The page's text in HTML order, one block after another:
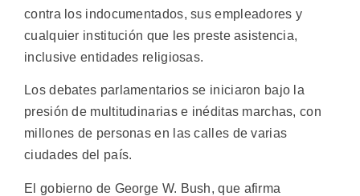
contra los indocumentados, sus empleadores y
cualquier institución que les preste asistencia,
inclusive entidades religiosas.
Los debates parlamentarios se iniciaron bajo la
presión de multitudinarias e inéditas marchas, con
millones de personas en las calles de varias
ciudades del país.
El gobierno de George W. Bush, que afirma